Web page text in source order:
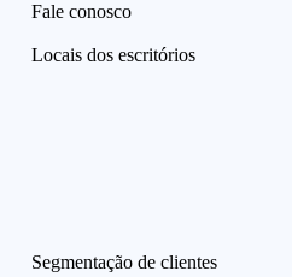
Fale conosco
Locais dos escritórios
Segmentação de clientes